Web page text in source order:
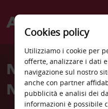
Welcome
AvisNoleggio
Norwood
Cookies policy
Utilizziamo i cookie per
offerte, analizzare i dati
navigazione sul nostro
anche con partner
pubblicità e analisi dei
informazioni è possibile